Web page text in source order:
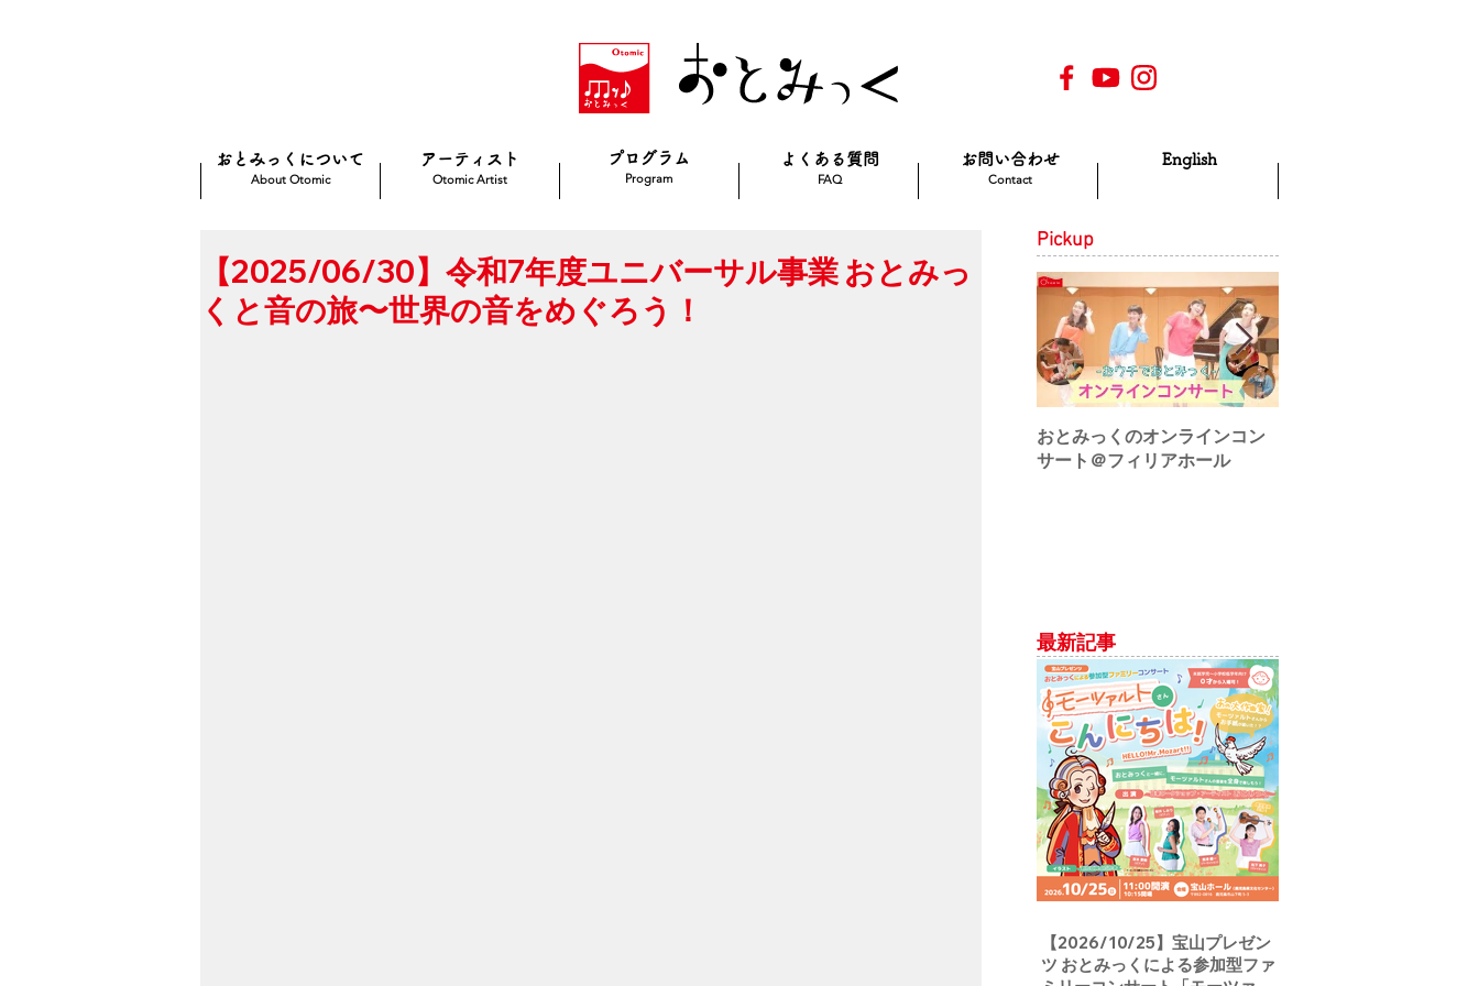
おとみっくについて
About Otomic
アーティスト
Otomic Artist
プログラム
Program
よくある質問
FAQ
お問い合わせ
Contact
English
【2025/06/30】令和7年度ユニバーサル事業 おとみっ
くと音の旅〜世界の音をめぐろう！
Pickup
おとみっくのオンラインコン
サート＠フィリアホール
最新記事
【2026/10/25】宝山プレゼン
ツ おとみっくによる参加型ファ